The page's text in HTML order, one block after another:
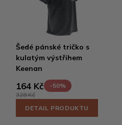
Šedé pánské tričko s
kulatým výstřihem
Keenan
164 Kč
-50%
328 Kč
DETAIL PRODUKTU